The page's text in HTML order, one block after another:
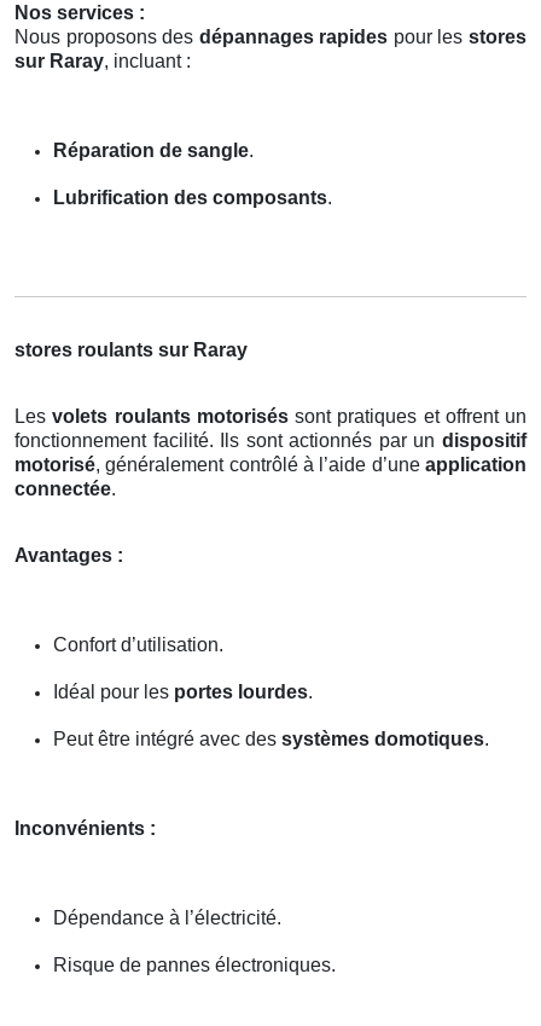
Nos services :
Nous proposons des dépannages rapides pour lesstores
sur Raray, incluant :
Réparation de sangle.
Lubrification des composants.
stores roulants sur Raray
Lesvolets roulants motoriséssont pratiques et offrent un
fonctionnement facilité. Ils sont actionnés par un dispositif
motorisé, généralement contrôlé à l’aide d’une application
connectée.
Avantages :
Confort d’utilisation.
Idéal pour les portes lourdes.
Peut être intégré avec des systèmes domotiques.
Inconvénients :
Dépendance à l’électricité.
Risque de pannes électroniques.